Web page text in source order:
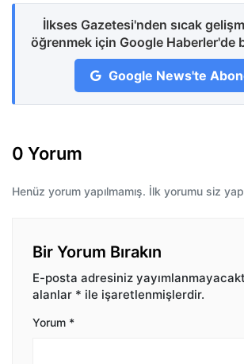
İlkses Gazetesi'nden sıcak
öğrenmek için Google Haberler'de
Google News'te
0 Yorum
Henüz yorum yapılmamış. İlk yorumu siz
Bir Yorum Bırakın
E-posta adresiniz
alanlar * ile işaretlenmişlerdir.
Yorum *